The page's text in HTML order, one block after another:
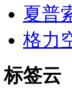
夏普
格力
标签云